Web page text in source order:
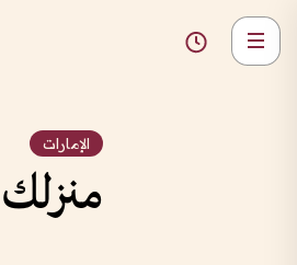
الإمارات